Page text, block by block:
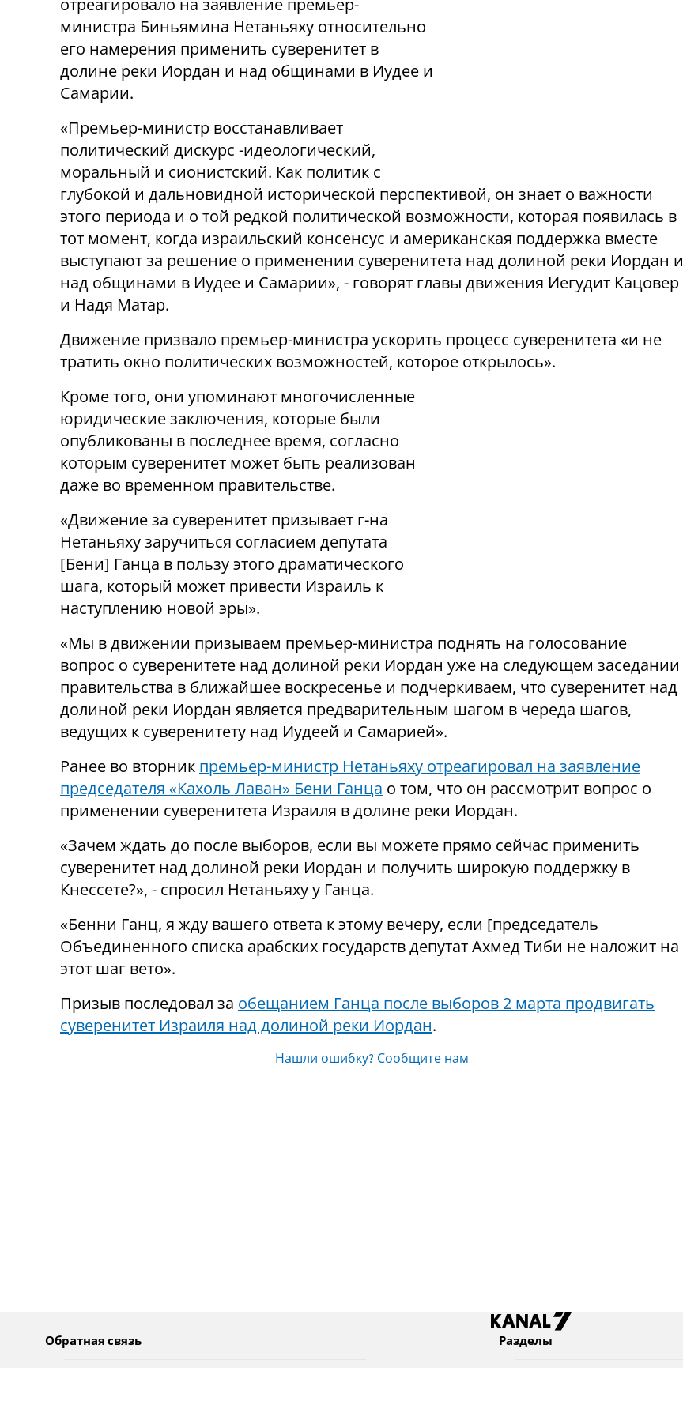
министра Биньямина Нетаньяху относительно
его намерения применить суверенитет в
долине реки Иордан и над общинами в Иудее и
Самарии.
«Премьер-министр восстанавливает
политический дискурс -идеологический,
моральный и сионистский. Как политик с
глубокой и дальновидной исторической перспективой, он знает о важности
этого периода и о той редкой политической возможности, которая появилась в
тот момент, когда израильский консенсус и американская поддержка вместе
выступают за решение о применении суверенитета над долиной реки Иордан и
над общинами в Иудее и Самарии», - говорят главы движения Иегудит Кацовер
и Надя Матар.
Движение призвало премьер-министра ускорить процесс суверенитета «и не
тратить окно политических возможностей, которое открылось».
Кроме того, они упоминают многочисленные
юридические заключения, которые были
опубликованы в последнее время, согласно
которым суверенитет может быть реализован
даже во временном правительстве.
«Движение за суверенитет призывает г-на
Нетаньяху заручиться согласием депутата
[Бени] Ганца в пользу этого драматического
шага, который может привести Израиль к
наступлению новой эры».
«Мы в движении призываем премьер-министра поднять на голосование
вопрос о суверенитете над долиной реки Иордан уже на следующем заседании
правительства в ближайшее воскресенье и подчеркиваем, что суверенитет над
долиной реки Иордан является предварительным шагом в череда шагов,
ведущих к суверенитету над Иудеей и Самарией».
Ранее во вторник премьер-министр Нетаньяху отреагировал на заявление
председателя «Кахоль Лаван» Бени Ганца о том, что он рассмотрит вопрос о
применении суверенитета Израиля в долине реки Иордан.
«Зачем ждать до после выборов, если вы можете прямо сейчас применить
суверенитет над долиной реки Иордан и получить широкую поддержку в
Кнессете?», - спросил Нетаньяху у Ганца.
«Бенни Ганц, я жду вашего ответа к этому вечеру, если [председатель
Объединенного списка арабских государств депутат Ахмед Тиби не наложит на
этот шаг вето».
Призыв последовал за обещанием Ганца после выборов 2 марта продвигать
суверенитет Израиля над долиной реки Иордан.
Нашли ошибку? Сообщите нам
Обратная связь Разделы